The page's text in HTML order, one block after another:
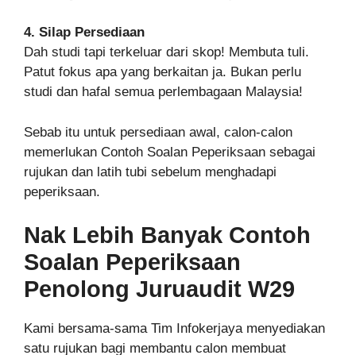
4. Silap Persediaan
Dah studi tapi terkeluar dari skop! Membuta tuli.
Patut fokus apa yang berkaitan ja. Bukan perlu
studi dan hafal semua perlembagaan Malaysia!
Sebab itu untuk persediaan awal, calon-calon
memerlukan Contoh Soalan Peperiksaan sebagai
rujukan dan latih tubi sebelum menghadapi
peperiksaan.
Nak Lebih Banyak Contoh
Soalan Peperiksaan
Penolong Juruaudit W29
Kami bersama-sama Tim Infokerjaya menyediakan
satu rujukan bagi membantu calon membuat